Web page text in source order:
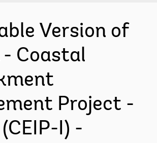
Version of
- Coastal
Project -
I) -